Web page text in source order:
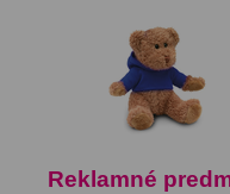
Reklamné